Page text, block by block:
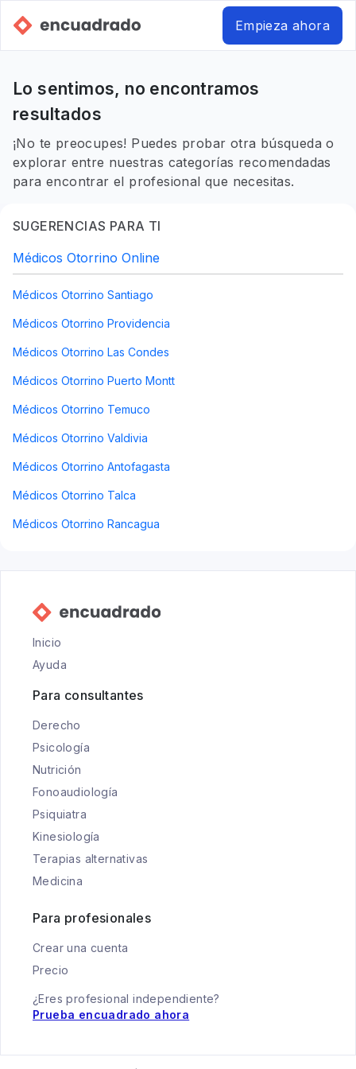
Empieza ahora
Lo sentimos, no encontramos
resultados
¡No te preocupes! Puedes probar otra búsqueda o
explorar entre nuestras categorías recomendadas
para encontrar el profesional que necesitas.
SUGERENCIAS PARA TI
Médicos Otorrino Online
Médicos Otorrino Santiago
Médicos Otorrino Providencia
Médicos Otorrino Las Condes
Médicos Otorrino Puerto Montt
Médicos Otorrino Temuco
Médicos Otorrino Valdivia
Médicos Otorrino Antofagasta
Médicos Otorrino Talca
Médicos Otorrino Rancagua
Inicio
Ayuda
Para consultantes
Derecho
Psicología
Nutrición
Fonoaudiología
Psiquiatra
Kinesiología
Terapias alternativas
Medicina
Para profesionales
Crear una cuenta
Precio
¿Eres profesional independiente?
Prueba encuadrado ahora